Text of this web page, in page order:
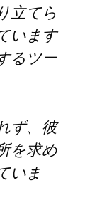
立てら
います
るツー
ず、彼
を求め
いま